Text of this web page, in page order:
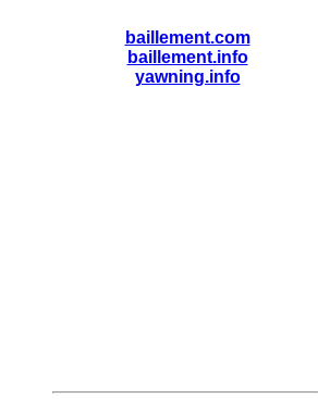
baillement.com
baillement.info
yawning.info